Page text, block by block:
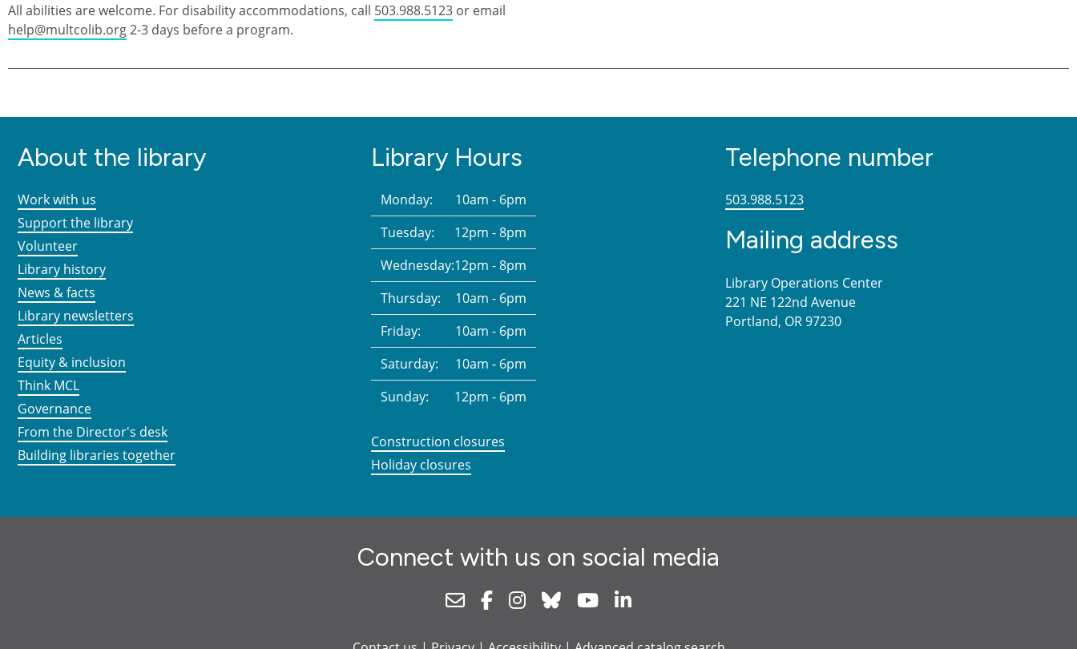
All abilities are welcome. For disability accommodations, call 503.988.5123 or email
help@multcolib.org2-3 days before a program.
About the library
Work with us
Support the library
Volunteer
Library history
News & facts
Library newsletters
Articles
Equity & inclusion
Think MCL
Governance
From the Director's desk
Building libraries together
Library Hours
Monday:
10am - 6pm
Tuesday:
12pm - 8pm
Wednesday:12pm - 8pm
Thursday:
10am - 6pm
Friday:
10am - 6pm
Saturday:
10am - 6pm
Sunday:
12pm - 6pm
Construction closures
Holiday closures
Telephone number
503.988.5123
Mailing address
Library Operations Center
221 NE 122nd Avenue
Portland, OR 97230
Connect with us on social media
NewsletterFacebookInstagram
Bluesky Youtube